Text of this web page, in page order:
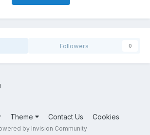
Followers 0
Theme Contact Us Cookies
by Invision Community